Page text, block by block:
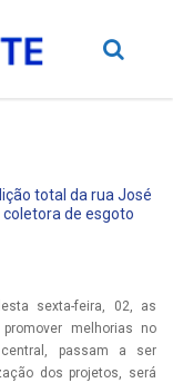
total da rua José
de esgoto
sexta-feira, 02, as
melhorias no
passam a ser
dos projetos, será